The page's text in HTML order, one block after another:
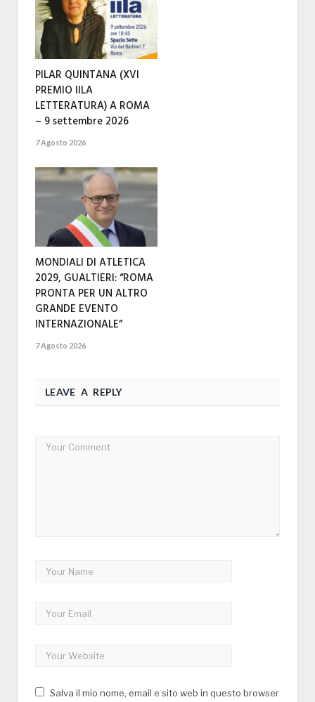
PILAR QUINTANA (XVI
PREMIO IILA
LETTERATURA) A ROMA
– 9 settembre 2026
7 Agosto 2026
MONDIALI DI ATLETICA
2029, GUALTIERI: “ROMA
PRONTA PER UN ALTRO
GRANDE EVENTO
INTERNAZIONALE”
7 Agosto 2026
LEAVE A REPLY
Salva il mio nome, email e sito web in questo browser